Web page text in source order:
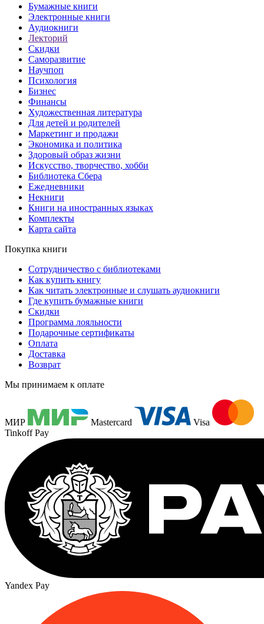
Бумажные книги
Электронные книги
Аудиокниги
Лекторий
Скидки
Саморазвитие
Научпоп
Психология
Бизнес
Финансы
Художественная литература
Для детей и родителей
Маркетинг и продажи
Экономика и политика
Здоровый образ жизни
Искусство, творчество, хобби
Библиотека Сбера
Ежедневники
Некниги
Книги на иностранных языках
Комплекты
Карта сайта
Покупка книги
Сотрудничество с библиотеками
Как купить книгу
Как читать электронные и слушать аудиокниги
Где купить бумажные книги
Скидки
Программа лояльности
Подарочные сертификаты
Оплата
Доставка
Возврат
Мы принимаем к оплате
МИР Mastercard
Visa
Tinkoff Pay
Yandex Pay